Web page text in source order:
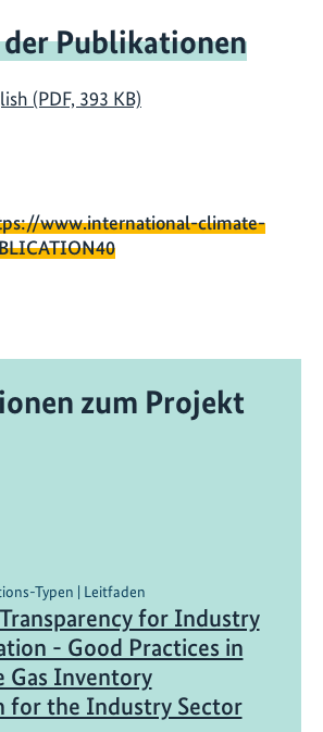
Publikationen
(PDF, 393 KB)
www.international-climate-
zum Projekt
Typen | Leitfaden
for Industry
- Good Practices in
Gas Inventory
for the Industry Sector